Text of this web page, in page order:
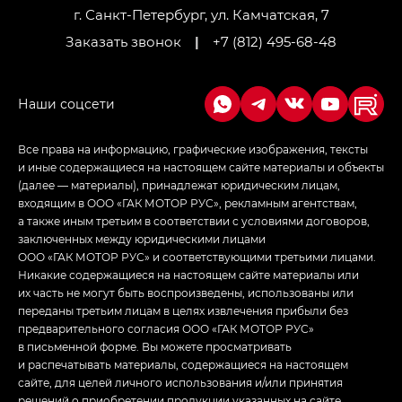
LOUNGE
Empow — Эмпау (Empow) в комплектации
в спортивном стиле — GL(S-Style)
г. Санкт-Петербург, ул. Камчатская, 7
Заказать звонок
| +7 (812) 495-68-48
Все права на информацию, графические изображения, тексты
и иные содержащиеся на настоящем сайте материалы и объекты
(далее — материалы), принадлежат юридическим лицам,
входящим в ООО «ГАК МОТОР РУС», рекламным агентствам,
а также иным третьим в соответствии с условиями договоров,
заключенных между юридическими лицами
ООО «ГАК МОТОР РУС» и соответствующими третьими лицами.
Никакие содержащиеся на настоящем сайте материалы или
их часть не могут быть воспроизведены, использованы или
переданы третьим лицам в целях извлечения прибыли без
предварительного согласия ООО «ГАК МОТОР РУС»
в письменной форме. Вы можете просматривать
и распечатывать материалы, содержащиеся на настоящем
сайте, для целей личного использования и/или принятия